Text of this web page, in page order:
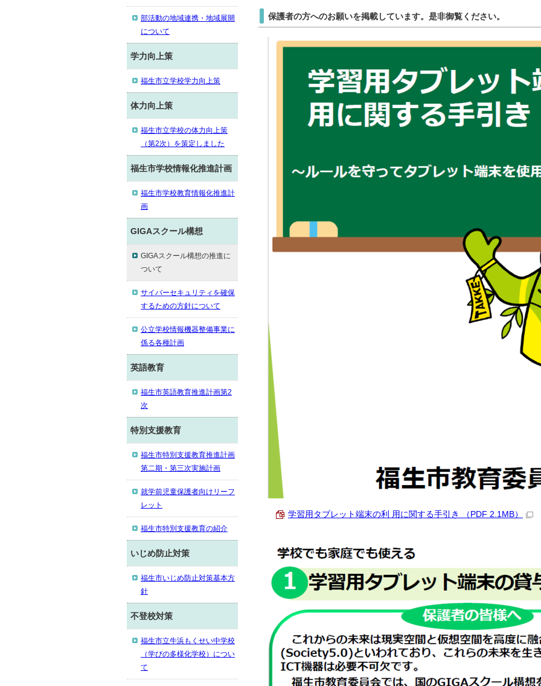
保護者の方へのお願いを掲載しています。是非御覧ください。
学習用タブレット端末の利 用に関する手引き （PDF 2.1MB）
部活動の地域連携・地域展開
について
学力向上策
福生市立学校学力向上策
体力向上策
福生市立学校の体力向上策
（第2次）を策定しました
福生市学校情報化推進計画
福生市学校教育情報化推進計
画
GIGAスクール構想
GIGAスクール構想の推進に
ついて
サイバーセキュリティを確保
するための方針について
公立学校情報機器整備事業に
係る各種計画
英語教育
福生市英語教育推進計画第2
次
特別支援教育
福生市特別支援教育推進計画
第二期・第三次実施計画
就学前児童保護者向けリーフ
レット
福生市特別支援教育の紹介
いじめ防止対策
福生市いじめ防止対策基本方
針
不登校対策
福生市立牛浜もくせい中学校
（学びの多様化学校）につい
て